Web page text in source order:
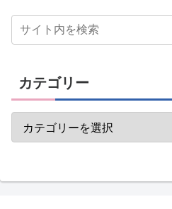
カテゴリー